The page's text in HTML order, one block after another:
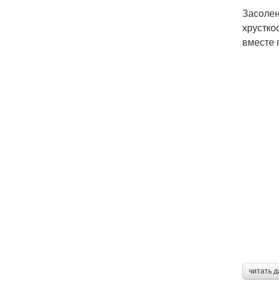
вместе
читать